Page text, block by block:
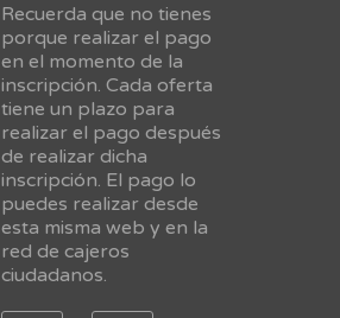
Recuerda que no tienes
porque realizar el pago
en el momento de la
inscripción. Cada oferta
tiene un plazo para
realizar el pago después
de realizar dicha
inscripción. El pago lo
puedes realizar desde
esta misma web y en la
red de cajeros
ciudadanos.